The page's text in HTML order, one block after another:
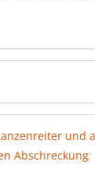
und
Abschreckung